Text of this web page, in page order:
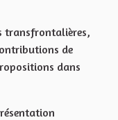
transfrontalières,
de
dans